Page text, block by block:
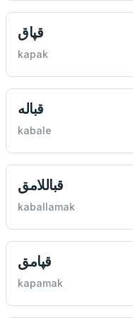
قپاق
kapak
قباله
kabale
قباللامق
kaballamak
قپامق
kapamak